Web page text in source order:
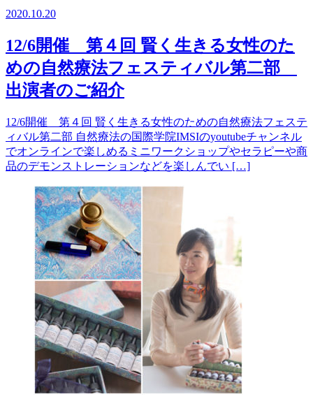
2020.10.20
12/6開催 第４回 賢く生きる女性のた
めの自然療法フェスティバル第二部
出演者のご紹介
12/6開催 第４回 賢く生きる女性のための自然療法フェステ
ィバル第二部 自然療法の国際学院IMSIのyoutubeチャンネル
でオンラインで楽しめるミニワークショップやセラピーや商
品のデモンストレーションなどを楽しんでい […]